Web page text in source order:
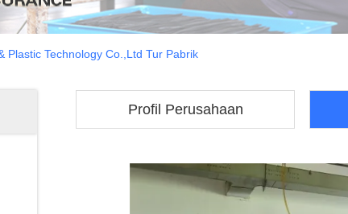
Plastic Technology Co.,Ltd Tur Pabrik
Profil Perusahaan